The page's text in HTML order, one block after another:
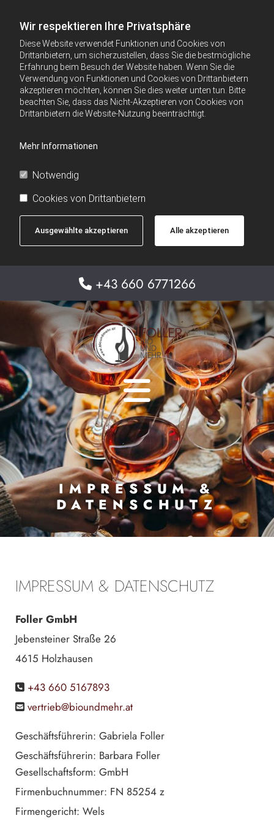
Wir respektieren Ihre Privatsphäre
Diese Website verwendet Funktionen und Cookies von
Drittanbietern, um sicherzustellen, dass Sie die bestmögliche
Erfahrung beim Besuch der Website haben. Wenn Sie die
Verwendung von Funktionen und Cookies von Drittanbietern
akzeptieren möchten, können Sie dies weiter unten tun. Bitte
beachten Sie, dass das Nicht-Akzeptieren von Cookies von
Drittanbietern die Website-Nutzung beeinträchtigt.
Mehr Informationen
Notwendig
Cookies von Drittanbietern
Ausgewählte akzeptieren Alle akzeptieren
 +43 660 6771266
IMPRESSUM &
DATENSCHUTZ
IMPRESSUM & DATENSCHUTZ
Foller GmbH
Jebensteiner Straße 26
4615 Holzhausen
 +43 660 5167893
 vertrieb@bioundmehr.at
Ge­schäfts­füh­rerin: Gabriela Foller
Ge­schäfts­füh­rerin: Barbara Foller
Ge­sell­schafts­form: GmbH
Firmenbuchnummer: FN 85254 z
Firmengericht: Wels